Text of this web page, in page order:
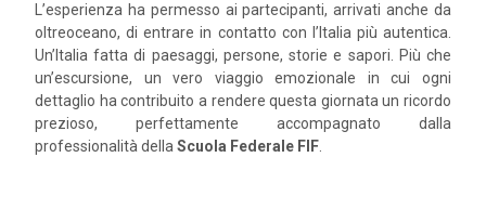
L’esperienza ha permesso ai partecipanti, arrivati anche da
oltreoceano, di entrare in contatto con l’Italia più autentica.
Un’Italia fatta di paesaggi, persone, storie e sapori. Più che
un’escursione, un vero viaggio emozionale in cui ogni
dettaglio ha contribuito a rendere questa giornata un ricordo
prezioso, perfettamente accompagnato dalla
professionalità della Scuola Federale FIF